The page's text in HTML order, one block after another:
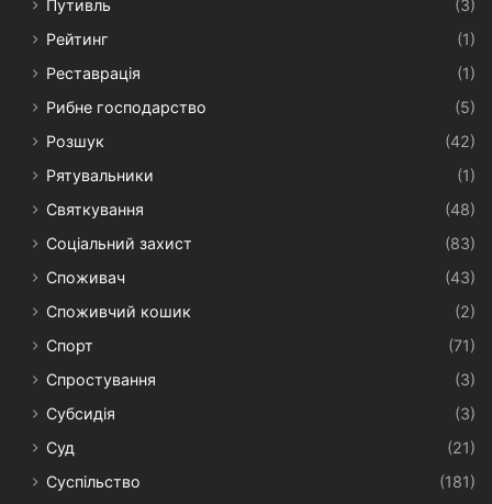
Путивль
(3)
Рейтинг
(1)
Реставрація
(1)
Рибне господарство
(5)
Розшук
(42)
Рятувальники
(1)
Святкування
(48)
Соціальний захист
(83)
Споживач
(43)
Споживчий кошик
(2)
Спорт
(71)
Спростування
(3)
Субсидія
(3)
Суд
(21)
Суспільство
(181)